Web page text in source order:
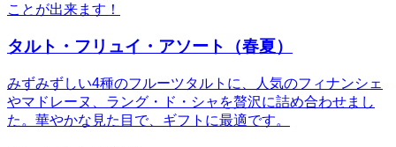
ことが出来ます！
タルト・フリュイ・アソート（春夏）
みずみずしい4種のフルーツタルトに、人気のフィナンシェ
やマドレーヌ、ラング・ド・シャを贅沢に詰め合わせまし
た。華やかな見た目で、ギフトに最適です。